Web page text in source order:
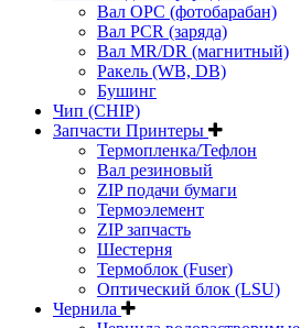
Вал OPC (фотобарабан)
Вал PCR (заряда)
Вал MR/DR (магнитный)
Ракель (WB, DB)
Бушинг
Чип (CHIP)
Запчасти Принтеры
Термопленка/Тефлон
Вал резиновый
ZIP подачи бумаги
Термоэлемент
ZIP запчасть
Шестерня
Термоблок (Fuser)
Оптический блок (LSU)
Чернила